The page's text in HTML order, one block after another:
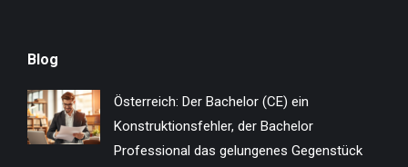
Blog
Österreich: Der Bachelor (CE) ein
Konstruktionsfehler, der Bachelor
Professional das gelungenes Gegenstück